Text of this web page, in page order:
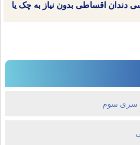
دندان اقساطی بدون نیاز به چک یا
سری سوم